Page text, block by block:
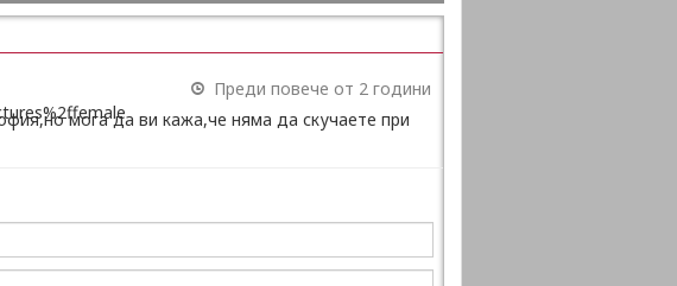
Преди повече от 2 години
мога да ви кажа,че няма да скучаете при